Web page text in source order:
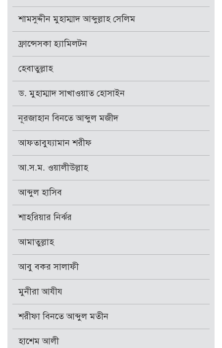
শামসুদ্দীন মুহাম্মাদ আব্দুল্লাহ সেলিম
ফ্রান্সেসকা হ্যামিলটন
হেবাতুল্লাহ
ড. মুহাম্মাদ সাখাওয়াত হোসাইন
নূরজাহান বিনতে আব্দুল মজীদ
আফতাবুয্যামান শরীফ
আ.স.ম. ওয়ালীউল্লাহ
আব্দুল হাসিব
শাহরিয়ার নির্ঝর
আমাতুল্লাহ
আবু বকর সালাফী
মুনীরা আযীয
শরীফা বিনতে আব্দুল মতীন
হাশেম আলী